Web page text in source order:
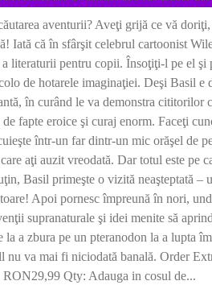
aventurii? Aveţi grijă ce vă
Iată că în sfârşit celebrul cartoonist
literaturii pentru copii. Însoţiţi-l pe el şi
de hotarele imaginaţiei. Deşi Basil e
în curând le va demonstra cititorilor
fapte eroice şi curaj enorm. Faceţi
într-un far dintr-un mic orăşel de
care aţi auzit vreodată. Dar totul este pe
Basil primeşte o vizită neaşteptată –
Apoi pornesc împreună în nori,
supranaturale şi idei menite să
la a zbura pe un pteranodon la a lupta
nu va mai fi niciodată banală. Order
Qty: Adauga in cosul de...